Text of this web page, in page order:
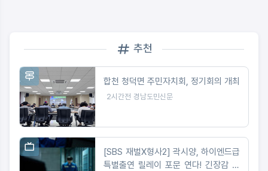
추천
합천 청덕면 주민자치회, 정기회의 개최
2시간전 경남도민신문
[SBS 재벌X형사2] 곽시양, 하이엔드급
특별출연 릴레이 포문 연다! 긴장감 선